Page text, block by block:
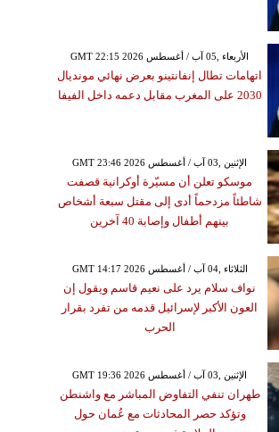
GMT 22:15 2026 الأربعاء ,05 آب / أغسطس
اتهامات تطال إنفانتينو بعرض نهائي مونديال
2030 على المغرب مقابل دعمه داخل الفيفا
GMT 23:46 2026 الإثنين ,03 آب / أغسطس
موسكو تعلن أن مسيّرة أوكرانية قصفت
شاطئاً مزدحماً أدى إلى مقتل سبعة أشخاص
بينهم أطفال وإصابة 40 آخرين
GMT 14:17 2026 الثلاثاء ,04 آب / أغسطس
نواف سلام يرد على نعيم قاسم ويقول إن
العون الأكبر لإسرائيل قدمه من تفرد بقرار
الحرب
GMT 19:36 2026 الإثنين ,03 آب / أغسطس
طهران تنفي التفاوض المباشر مع واشنطن
وتؤكد حصر المحادثات مع عُمان حول